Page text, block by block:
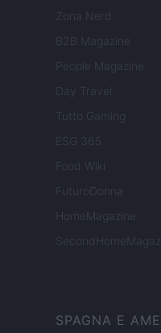
Zona Nerd
B2B Magazine
People Magazine
Day Travel
Tutto Gaming
ESG 365
Food Wiki
FuturoDonna
HomeMagazine
SPAGNA E